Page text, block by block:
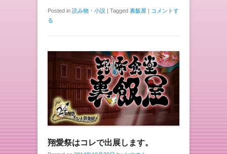
Posted in 読み物・小説 | Tagged 裏飯屋 | コメントす
る
翔愛祭はコレで出展します。